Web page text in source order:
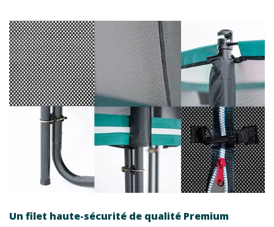
Un filet haute-sécurité de qualité Premium